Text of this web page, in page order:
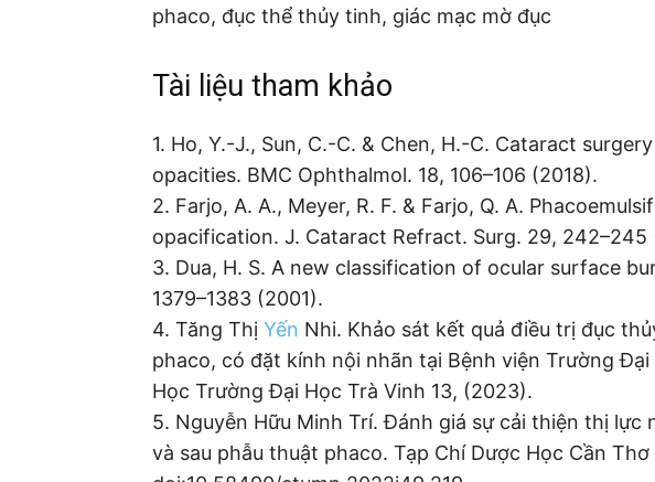
phaco, đục thể thủy tinh, giác mạc mờ đục
Tài liệu tham khảo
1. Ho, Y.-J., Sun, C.-C. & Chen, H.-C. Cataract
opacities. BMC Ophthalmol. 18, 106–106 (2018).
2. Farjo, A. A., Meyer, R. F. & Farjo, Q. A.
opacification. J. Cataract Refract. Surg. 29, 242–245
3. Dua, H. S. A new classification of ocular surface
1379–1383 (2001).
4. Tăng Thị Yến Nhi. Khảo sát kết quả điều trị đục
phaco, có đặt kính nội nhãn tại Bệnh viện Trường Đại
Học Trường Đại Học Trà Vinh 13, (2023).
5. Nguyễn Hữu Minh Trí. Đánh giá sự cải thiện thị lực
và sau phẫu thuật phaco. Tạp Chí Dược Học Cần Thơ